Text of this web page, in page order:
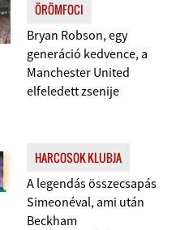
ÖRÖMFOCI
Bryan Robson, egy
generáció kedvence, a
Manchester United
elfeledett zsenije
HARCOSOK KLUBJA
A legendás összecsapás
Simeonéval, ami után
Beckham